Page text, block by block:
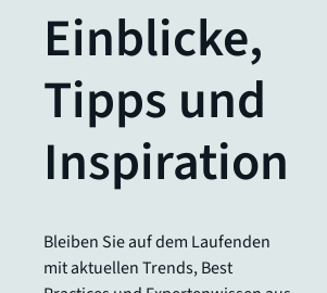
Einblicke,
Tipps und
Inspiration
Bleiben Sie auf dem Laufenden
mit aktuellen Trends, Best
Blog Post
praktische KI-
für
Comms-Teams